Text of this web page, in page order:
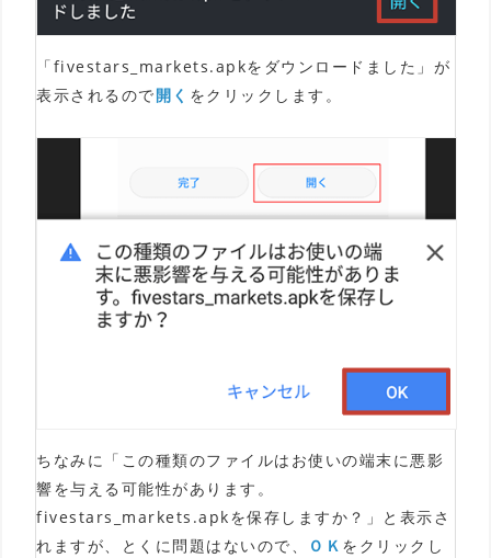
「fivestars_markets.apkをダウンロードました」が
表示されるので開く をクリックします。
ちなみに「この種類のファイルはお使いの端末に悪影
響を与える可能性があります。
fivestars_markets.apkを保存しますか？」と表示さ
れますが、とくに問題はないので、
ＯＫ をクリックし